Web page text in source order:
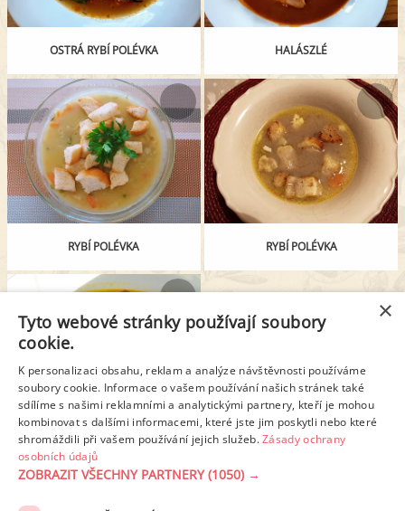
OSTRÁ RYBÍ POLÉVKA HALÁSZLÉ
RYBÍ POLÉVKA RYBÍ POLÉVKA
THAJSKÁ KREVETOVÁ POLÉVKA
×
Tyto webové stránky používají soubory
cookie.
K personalizaci obsahu, reklam a analýze návštěvnosti používáme
soubory cookie. Informace o vašem používání našich stránek také
sdílíme s našimi reklamními a analytickými partnery, kteří je mohou
kombinovat s dalšími informacemi, které jste jim poskytli nebo které
shromáždili při vašem používání jejich služeb.Zásady ochrany
osobních údajů
ZOBRAZIT VŠECHNY PARTNERY(1050) →